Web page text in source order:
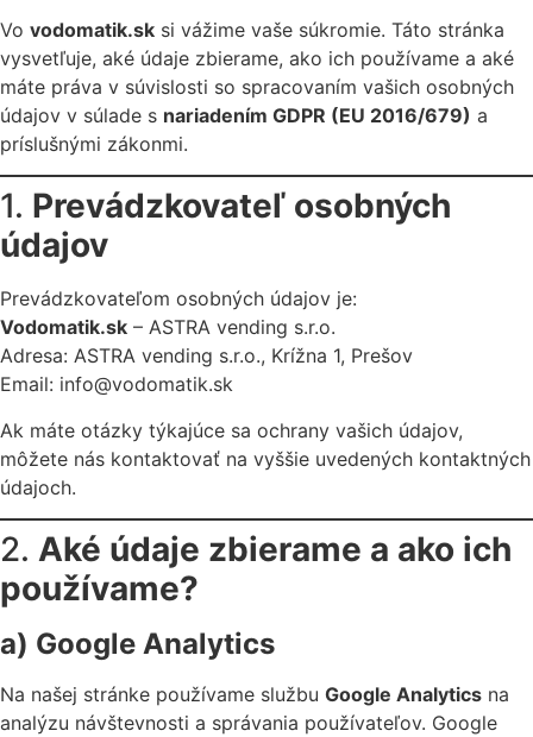
Vo vodomatik.sk si vážime vaše súkromie. Táto stránka
vysvetľuje, aké údaje zbierame, ako ich používame a aké
máte práva v súvislosti so spracovaním vašich osobných
údajov v súlade s nariadením GDPR (EU 2016/679) a
príslušnými zákonmi.
1. Prevádzkovateľ osobných
údajov
Prevádzkovateľom osobných údajov je:
Vodomatik.sk – ASTRA vending s.r.o.
Adresa: ASTRA vending s.r.o., Krížna 1, Prešov
Email: info@vodomatik.sk
Ak máte otázky týkajúce sa ochrany vašich údajov,
môžete nás kontaktovať na vyššie uvedených kontaktných
údajoch.
2. Aké údaje zbierame a ako ich
používame?
a) Google Analytics
Na našej stránke používame službu Google Analytics na
analýzu návštevnosti a správania používateľov. Google